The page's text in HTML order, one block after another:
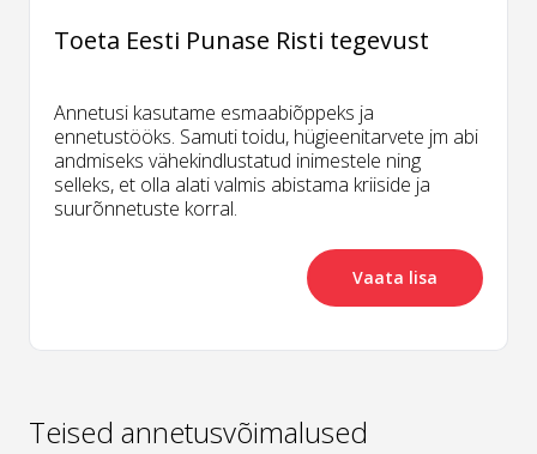
Toeta Eesti Punase Risti tegevust
Annetusi kasutame esmaabiõppeks ja
ennetustööks. Samuti toidu, hügieenitarvete jm abi
andmiseks vähekindlustatud inimestele ning
selleks, et olla alati valmis abistama kriiside ja
suurõnnetuste korral.
Vaata lisa
Teised annetusvõimalused